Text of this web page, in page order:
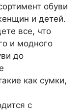
обуви
и детей.
все, что
и модного
до
как сумки,
с